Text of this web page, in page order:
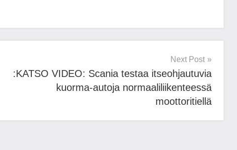
Next Post
:KATSO VIDEO: Scania testaa itseohjautuvia
kuorma-autoja normaaliliikenteessä
moottoritiellä